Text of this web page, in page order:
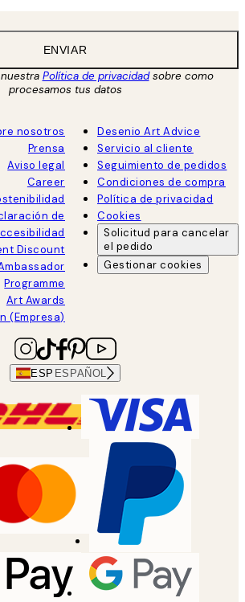
ENVIAR
Política de privacidadsobre como
procesamos tus datos
nosotros
Prensa
Aviso legal
Career
de
Discount
Programme
Art Awards
(Empresa)
Desenio Art Advice
Servicio al cliente
Seguimiento de pedidos
Condiciones de compra
Política de privacidad
Cookies
Solicitud para cancelar
el pedido
Gestionar cookies
ESP ESPAÑOL